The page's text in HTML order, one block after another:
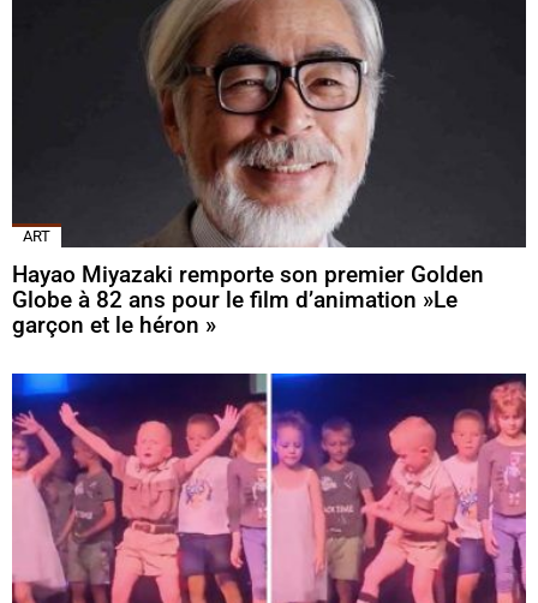
ART
Hayao Miyazaki remporte son premier Golden
Globe à 82 ans pour le film d’animation »Le
garçon et le héron »